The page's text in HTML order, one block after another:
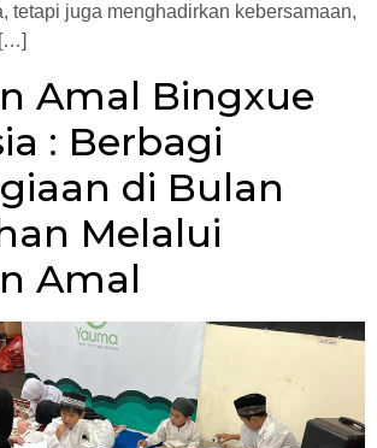
tetapi juga menghadirkan kebersamaan,
Amal Bingxue
: Berbagi
di Bulan
Melalui
Amal